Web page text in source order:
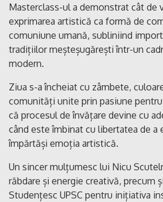
Masterclass-ul a demonstrat cât de
exprimarea artistică ca formă de
comuniune umană, subliniind
tradițiilor meșteșugărești într-un
modern.
Ziua s-a încheiat cu zâmbete,
comunități unite prin pasiune
că procesul de învățare devine cu
când este îmbinat cu libertatea de a
împărtăși emoția artistică.
Un sincer mulțumesc lui Nicu
răbdare și energie creativă, precum
Studențesc UPSC pentru inițiativa